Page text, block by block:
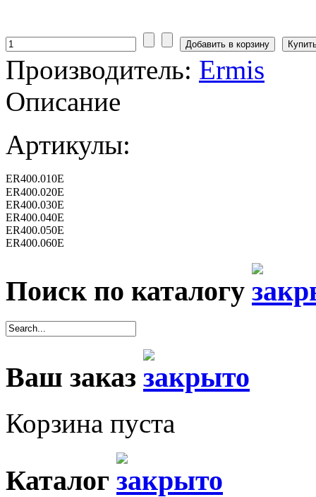
Производитель: Ermis
Описание
Артикулы:
ER400.010E
ER400.020E
ER400.030E
ER400.040E
ER400.050E
ER400.060E
Поиск по каталогу
Ваш заказ
Корзина пуста
Каталог